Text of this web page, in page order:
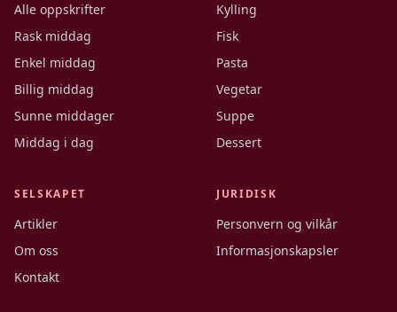
Alle oppskrifter
Rask middag
Enkel middag
Billig middag
Sunne middager
Middag i dag
Kylling
Fisk
Pasta
Vegetar
Suppe
Dessert
SELSKAPET
Artikler
Om oss
Kontakt
JURIDISK
Personvern og vilkår
Informasjonskapsler